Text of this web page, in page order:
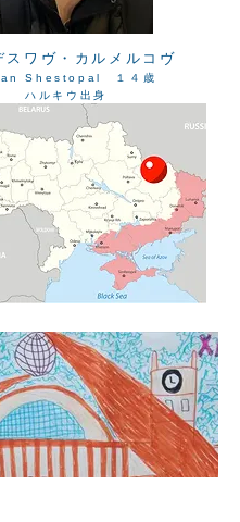
スワヴ・カルメルコヴ
Shestopal １４歳
ハルキウ出身